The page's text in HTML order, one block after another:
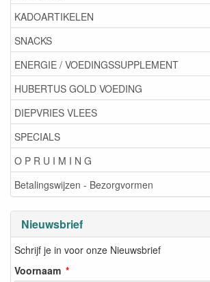
KADOARTIKELEN
SNACKS
ENERGIE / VOEDINGSSUPPLEMENT
HUBERTUS GOLD VOEDING
DIEPVRIES VLEES
SPECIALS
O P R U I M I N G
Betalingswijzen - Bezorgvormen
Nieuwsbrief
Schrijf je in voor onze Nieuwsbrief
Voornaam